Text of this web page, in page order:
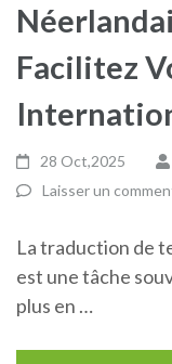
Facilitez
28 Oct,2025
Laisser un
La traduction de
est une tâche
plus en …